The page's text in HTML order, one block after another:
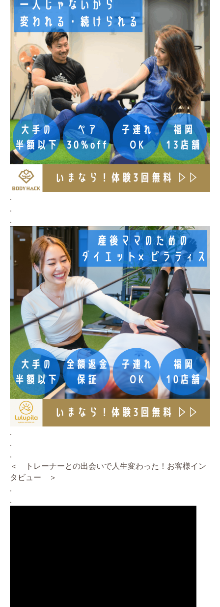
.
.
.
.
.
.
＜ トレーナーとの出会いで人生変わった！お客様イン
タビュー ＞
.
.